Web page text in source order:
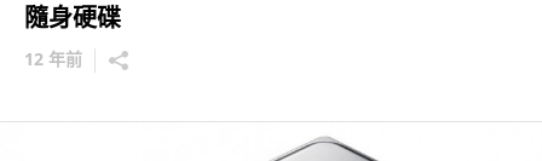
隨身硬碟
12 年前